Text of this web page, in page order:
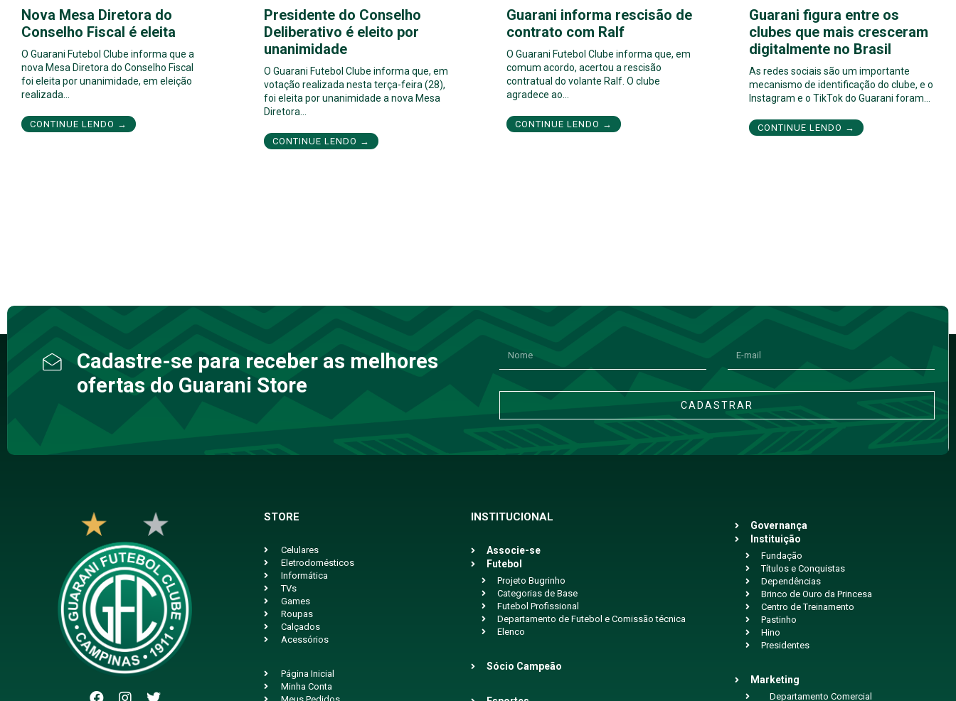
Nova Mesa Diretora do
Conselho Fiscal é eleita
O Guarani Futebol Clube informa que a
nova Mesa Diretora do Conselho Fiscal
foi eleita por unanimidade, em eleição
realizada…
CONTINUE LENDO →
Presidente do Conselho
Deliberativo é eleito por
unanimidade
O Guarani Futebol Clube informa que, em
votação realizada nesta terça-feira (28),
foi eleita por unanimidade a nova Mesa
Diretora…
CONTINUE LENDO →
Guarani informa rescisão de
contrato com Ralf
O Guarani Futebol Clube informa que, em
comum acordo, acertou a rescisão
contratual do volante Ralf. O clube
agradece ao…
CONTINUE LENDO →
Guarani figura entre os
clubes que mais cresceram
digitalmente no Brasil
As redes sociais são um importante
mecanismo de identificação do clube, e o
Instagram e o TikTok do Guarani foram…
CONTINUE LENDO →
Cadastre-se para receber as melhores
ofertas do Guarani Store
CADASTRAR
STORE
Celulares
Eletrodomésticos
Informática
TVs
Games
Roupas
Calçados
Acessórios
Página Inicial
Minha Conta
INSTITUCIONAL
Associe-se
Futebol
Projeto Bugrinho
Categorias de Base
Futebol Profissional
Departamento de Futebol e Comissão técnica
Elenco
Sócio Campeão
Governança
Instituição
Fundação
Títulos e Conquistas
Dependências
Brinco de Ouro da Princesa
Centro de Treinamento
Pastinho
Hino
Presidentes
Marketing
Departamento Comercial